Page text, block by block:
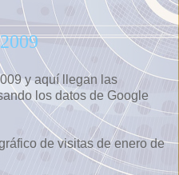
y aquí llegan las
los datos de Google
de visitas de enero de